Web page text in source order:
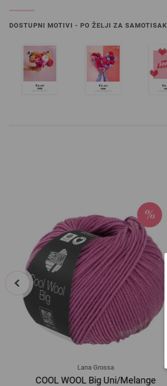
DOSTUPNI MOTIVI - PO ŽELJI ZA SAMOTISAK
Lana Grossa
COOL WOOL Big Uni/Melange
prev